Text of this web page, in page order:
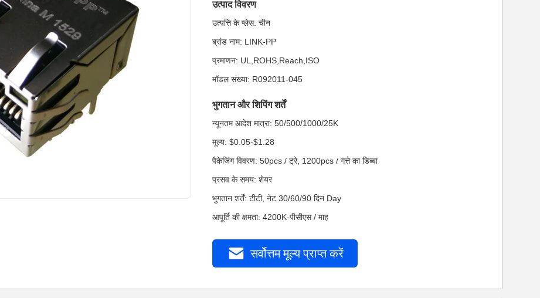
उत्पाद विवरण
उत्पत्ति के प्लेस: चीन
ब्रांड नाम: LINK-PP
प्रमाणन: UL,ROHS,Reach,ISO
मॉडल संख्या: R092011-045
भुगतान और शिपिंग शर्तें
न्यूनतम आदेश मात्रा: 50/500/1000/25K
मूल्य: $0.05-$1.28
पैकेजिंग विवरण: 50pcs / ट्रे, 1200pcs / गत्ते का डिब्बा
प्रसव के समय: शेयर
भुगतान शर्तें: टीटी, नेट 30/60/90 दिन Day
आपूर्ति की क्षमता: 4200K-पीसीएस / माह
सर्वोत्तम मूल्य प्राप्त करें